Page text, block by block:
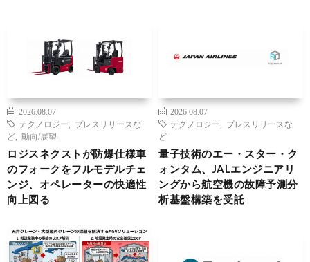
2026.08.07
テクノロジー
プレスリリースな
ど
動向/展望
ロジスネクストが防爆仕様車
のフォークをフルモデルチェ
ンジ、オペレーターの快適性
向上図る
2026.08.07
テクノロジー
プレスリリースな
ど
量子技術のエー・スター・ク
ォンタム、JALエンジニアリ
ングから航空機の故障予測分
析基盤構築を受託